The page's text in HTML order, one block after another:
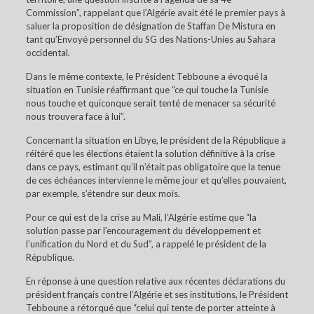
Commission”, rappelant que l’Algérie avait été le premier pays à
saluer la proposition de désignation de Staffan De Mistura en
tant qu’Envoyé personnel du SG des Nations-Unies au Sahara
occidental.
Dans le même contexte, le Président Tebboune a évoqué la
situation en Tunisie réaffirmant que “ce qui touche la Tunisie
nous touche et quiconque serait tenté de menacer sa sécurité
nous trouvera face à lui”.
Concernant la situation en Libye, le président de la République a
réitéré que les élections étaient la solution définitive à la crise
dans ce pays, estimant qu’il n’était pas obligatoire que la tenue
de ces échéances intervienne le même jour et qu’elles pouvaient,
par exemple, s’étendre sur deux mois.
Pour ce qui est de la crise au Mali, l’Algérie estime que “la
solution passe par l’encouragement du développement et
l’unification du Nord et du Sud”, a rappelé le président de la
République.
En réponse à une question relative aux récentes déclarations du
président français contre l’Algérie et ses institutions, le Président
Tebboune a rétorqué que “celui qui tente de porter atteinte à